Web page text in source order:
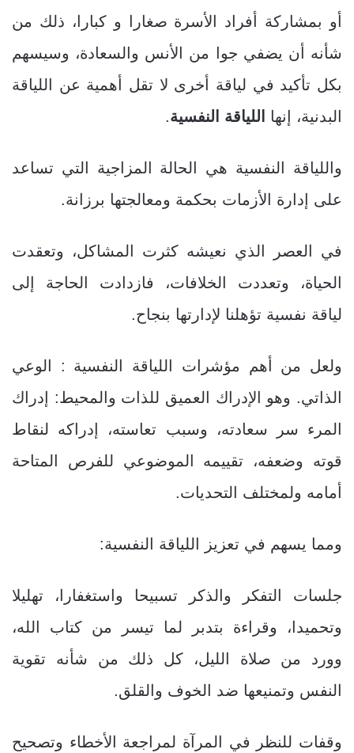
أو بمشاركة أفراد الأسرة صغارا و كبارا، ذلك من
شأنه أن يضفي جوا من الأنس والسعادة، وسيسهم
بكل تأكيد في لياقة أخرى لا تقل أهمية عن اللياقة
البدنية، إنها اللياقة النفسية.
واللياقة النفسية هي الحالة المزاجية التي تساعد
على إدارة الأزمات بحكمة ومعالجتها برزانة.
في العصر الذي نعيشه كثرت المشاكل، وتعقدت
الحياة، وتعددت الخلافات، فازدادت الحاجة إلى
لياقة نفسية تؤهلنا لإدارتها بنجاح.
ولعل من أهم مؤشرات اللياقة النفسية : الوعي
الذاتي. وهو الإدراك العميق للذات والمحيط: إدراك
المرء سر سعادته، وسبب تعاسته، إدراكه لنقاط
قوته وضعفه، تقييمه الموضوعي للفرص المتاحة
أمامه ولمختلف التحديات.
ومما يسهم في تعزيز اللياقة النفسية:
جلسات التفكر والذكر تسبيحا واستغفارا، تهليلا
وتحميدا، وقراءة بتدبر لما تيسر من كتاب الله،
وورد من صلاة الليل، كل ذلك من شأنه تقوية
النفس وتمنيعها ضد الخوف والقلق.
وقفات للنظر في المرآة لمراجعة الأخطاء وتصحيح